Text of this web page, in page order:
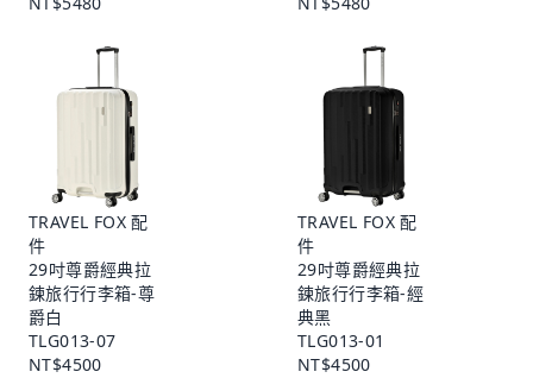
TRAVEL FOX 配
件
29吋尊爵經典拉
鍊旅行行李箱-尊
爵白
TLG013-07
NT$4500
TRAVEL FOX 配
件
29吋尊爵經典拉
鍊旅行行李箱-經
典黑
TLG013-01
NT$4500